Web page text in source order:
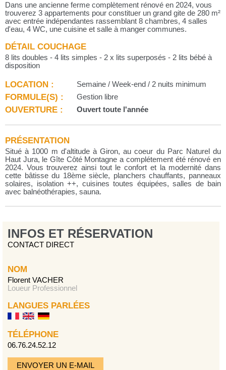
Dans une ancienne ferme complètement rénové en 2024, vous
trouverez 3 appartements pour constituer un grand gite de 280 m²
avec entrée indépendantes rassemblant 8 chambres, 4 salles
d'eau, 4 WC, une cuisine et salle à manger communes.
DÉTAIL COUCHAGE
8 lits doubles - 4 lits simples - 2 x lits superposés - 2 lits bébé à
disposition
LOCATION : Semaine / Week-end / 2 nuits minimum
FORMULE(S) : Gestion libre
OUVERTURE : Ouvert toute l'année
PRÉSENTATION
Situé à 1000 m d'altitude à Giron, au coeur du Parc Naturel du
Haut Jura, le Gîte Côté Montagne a complétement été rénové en
2024. Vous trouverez ainsi tout le confort et la modernité dans
cette bâtisse du 18ème siècle, planchers chauffants, panneaux
solaires, isolation ++, cuisines toutes équipées, salles de bain
avec balnéothérapies, sauna.
INFOS ET RÉSERVATION
CONTACT DIRECT
NOM
Florent VACHER
Loueur Professionnel
LANGUES PARLÉES
TÉLÉPHONE
06.76.24.52.12
ENVOYER UN E-MAIL